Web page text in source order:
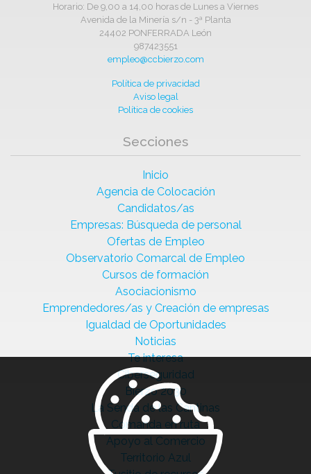
Horario: De 9,00 a 14,00 horas de Lunes a Viernes
Avenida de la Minería s/n - 3ª Planta
24402 PONFERRADA León
987423551
empleo@ccbierzo.com
Política de privacidad
Aviso legal
Política de cookies
Secciones
Inicio
Agencia de Colocación
Candidatos/as
Empresas: Búsqueda de personal
Ofertas de Empleo
Observatorio Comarcal de Empleo
Cursos de formación
Asociacionismo
Emprendedores/as y Creación de empresas
Igualdad de Oportunidades
Noticias
Te interesa
Ciberseguridad
Bierzo 2030
La Senda de las Cantinas
Comanda en ruta
Apoyo al Comercio
Territorio Azul